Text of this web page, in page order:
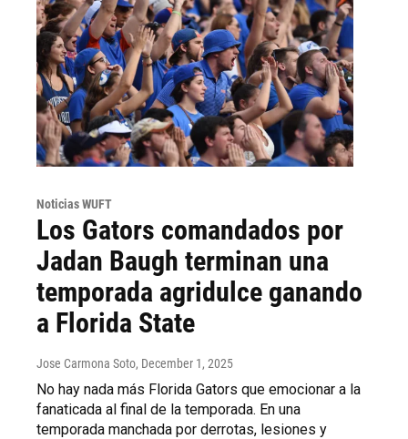
Noticias WUFT
Los Gators comandados por
Jadan Baugh terminan una
temporada agridulce ganando
a Florida State
Jose Carmona Soto, December 1, 2025
No hay nada más Florida Gators que emocionar a la
fanaticada al final de la temporada. En una
temporada manchada por derrotas, lesiones y